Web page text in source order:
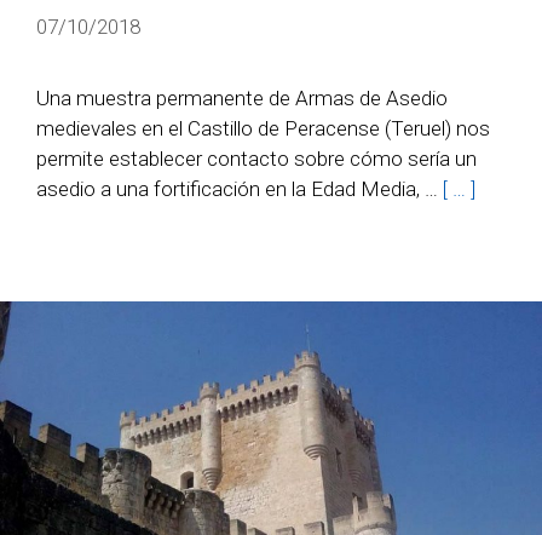
07/10/2018
Una muestra permanente de Armas de Asedio
medievales en el Castillo de Peracense (Teruel) nos
permite establecer contacto sobre cómo sería un
asedio a una fortificación en la Edad Media, … [ … ]